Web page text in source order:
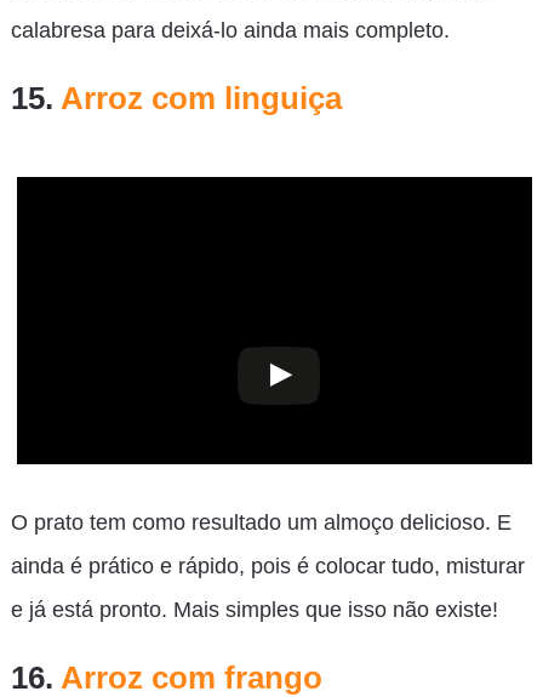
calabresa para deixá-lo ainda mais completo.
15. Arroz com linguiça
O prato tem como resultado um almoço delicioso. E
ainda é prático e rápido, pois é colocar tudo, misturar
e já está pronto. Mais simples que isso não existe!
16. Arroz com frango